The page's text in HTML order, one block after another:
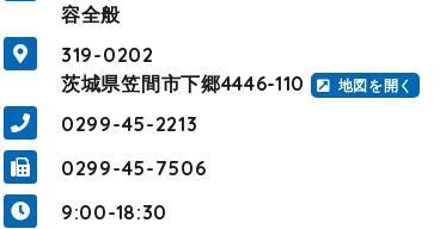
容全般
319-0202
茨城県笠間市下郷4446-110
地図を開く
0299-45-2213
0299-45-7506
9:00-18:30